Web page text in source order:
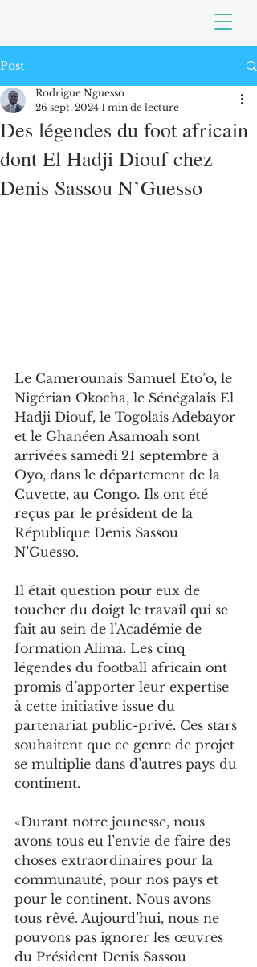
Post
Des légendes du foot africain
dont El Hadji Diouf chez
Denis Sassou N’Guesso
Rodrigue Nguesso
26 sept. 2024 1 min de lecture
Le Camerounais Samuel Eto’o, le
Nigérian Okocha, le Sénégalais El
Hadji Diouf, le Togolais Adebayor
et le Ghanéen Asamoah sont
arrivées samedi 21 septembre à
Oyo, dans le département de la
Cuvette, au Congo. Ils ont été
reçus par le président de la
République Denis Sassou
N’Guesso.
Il était question pour eux de
toucher du doigt le travail qui se
fait au sein de l’Académie de
formation Alima. Les cinq
légendes du football africain ont
promis d’apporter leur expertise
à cette initiative issue du
partenariat public-privé. Ces stars
souhaitent que ce genre de projet
se multiplie dans d’autres pays du
continent.
«Durant notre jeunesse, nous
avons tous eu l’envie de faire des
choses extraordinaires pour la
communauté, pour nos pays et
pour le continent. Nous avons
tous rêvé. Aujourd’hui, nous ne
pouvons pas ignorer les œuvres
du Président Denis Sassou